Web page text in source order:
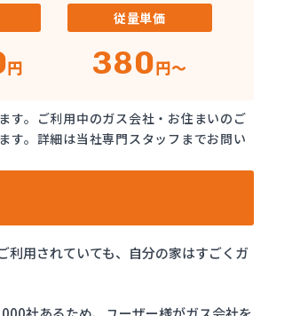
円
従量単価
380円～
す。ご利用中のガス会社・お住まいのご
す。詳細は当社専門スタッフまでお問い
利用されていても、自分の家はすごくガ